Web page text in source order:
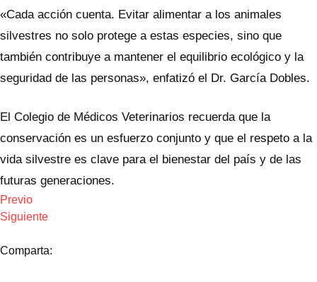
«Cada acción cuenta. Evitar alimentar a los animales
silvestres no solo protege a estas especies, sino que
también contribuye a mantener el equilibrio ecológico y la
seguridad de las personas», enfatizó el Dr. García Dobles.
El Colegio de Médicos Veterinarios recuerda que la
conservación es un esfuerzo conjunto y que el respeto a la
vida silvestre es clave para el bienestar del país y de las
futuras generaciones.
Previo
Siguiente
Comparta: